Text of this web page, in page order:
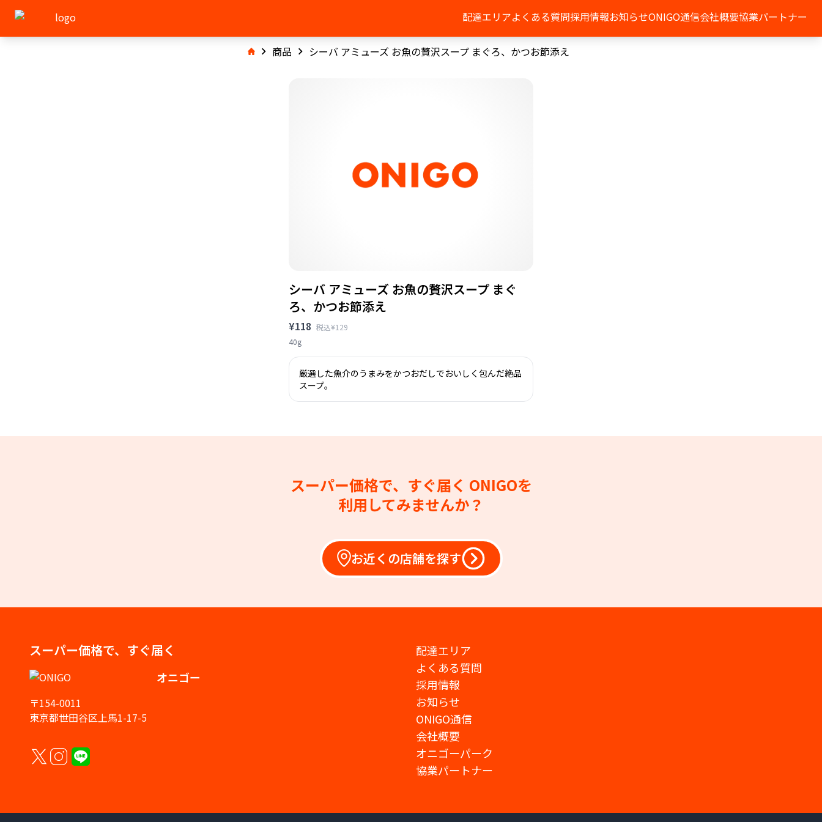
配達エリアよくある質問採用情報お知らせONIGO通信会社概要協業パートナー
商品 シーバ アミューズ お魚の贅沢スープ まぐろ、かつお節添え
シーバ アミューズ お魚の贅沢スープ まぐ
ろ、かつお節添え
¥118 税込¥129
40g
厳選した魚介のうまみをかつおだしでおいしく包んだ絶品
スープ。
スーパー価格で、すぐ届く ONIGOを
利用してみませんか？
お近くの店舗を探す
スーパー価格で、すぐ届く
オニゴー
〒154-0011
東京都世田谷区上馬1-17-5
配達エリア
よくある質問
採用情報
お知らせ
ONIGO通信
会社概要
オニゴーパーク
協業パートナー